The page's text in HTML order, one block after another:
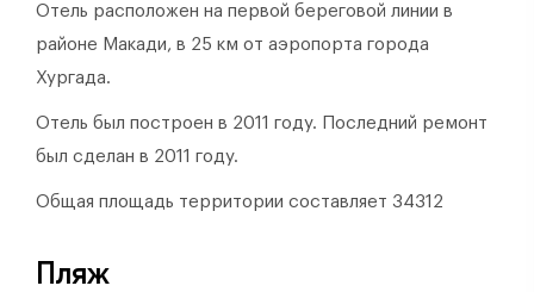
Отель расположен на первой береговой линии в
районе Макади, в 25 км от аэропорта города
Хургада.
Отель был построен в 2011 году. Последний ремонт
был сделан в 2011 году.
Общая площадь территории составляет 34312
Пляж